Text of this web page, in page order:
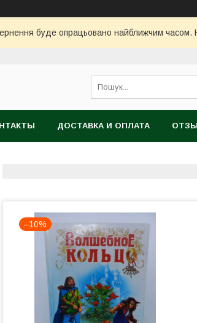
буде опрацьовано найближчим часом.
ДОСТАВКА И ОПЛАТА
–10%